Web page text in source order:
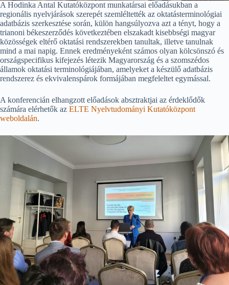
A Hodinka Antal Kutatóközpont munkatársai előadásukban a
regionális nyelvjárások szerepét szemléltették az oktatásterminológiai
adatbázis szerkesztése során, külön hangsúlyozva azt a tényt, hogy a
trianoni békeszerződés következtében elszakadt kisebbségi magyar
közösségek eltérő oktatási rendszerekben tanultak, illetve tanulnak
mind a mai napig. Ennek eredményeként számos olyan kölcsönszó és
országspecifikus kifejezés létezik Magyarország és a szomszédos
államok oktatási terminológiájában, amelyeket a készülő adatbázis
rendszerez és ekvivalenspárok formájában megfeleltet egymással.
A konferencián elhangzott előadások absztraktjai az érdeklődők
számára elérhetők az ELTE Nyelvtudományi Kutatóközpont
weboldalán.